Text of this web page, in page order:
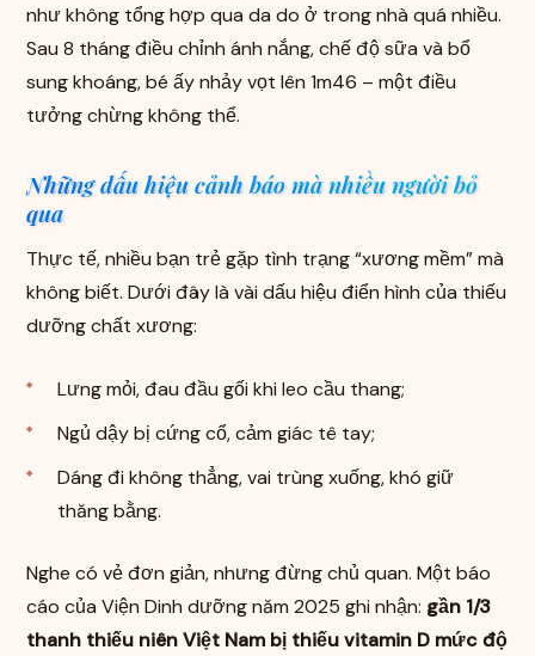
như không tổng hợp qua da do ở trong nhà quá nhiều.
Sau 8 tháng điều chỉnh ánh nắng, chế độ sữa và bổ
sung khoáng, bé ấy nhảy vọt lên 1m46 – một điều
tưởng chừng không thể.
Những dấu hiệu cảnh báo mà nhiều người bỏ
qua
Thực tế, nhiều bạn trẻ gặp tình trạng “xương mềm” mà
không biết. Dưới đây là vài dấu hiệu điển hình của thiếu
dưỡng chất xương:
Lưng mỏi, đau đầu gối khi leo cầu thang;
Ngủ dậy bị cứng cổ, cảm giác tê tay;
Dáng đi không thẳng, vai trùng xuống, khó giữ
thăng bằng.
Nghe có vẻ đơn giản, nhưng đừng chủ quan. Một báo
cáo của Viện Dinh dưỡng năm 2025 ghi nhận: gần 1/3
thanh thiếu niên Việt Nam bị thiếu vitamin D mức độ